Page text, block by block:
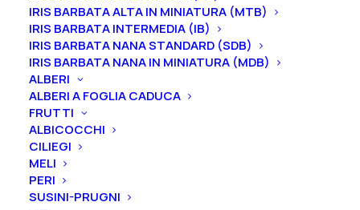
IRIS BARBATA ALTA IN MINIATURA (MTB)
IRIS BARBATA INTERMEDIA (IB)
IRIS BARBATA NANA STANDARD (SDB)
IRIS BARBATA NANA IN MINIATURA (MDB)
ALBERI
ALBERI A FOGLIA CADUCA
FRUTTI
ALBICOCCHI
CILIEGI
MELI
PERI
SUSINI-PRUGNI
periodo che vada luglio a settembre.
Formato
Iris